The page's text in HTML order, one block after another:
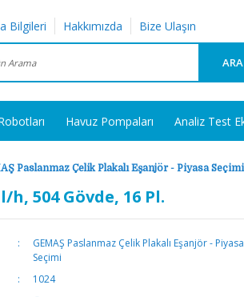
Bilgileri Hakkımızda Bize Ulaşın
ARA
Havuz Pompaları Analiz Test
Paslanmaz Çelik Plakalı Eşanjör - Piyasa Seçimi
h, 504 Gövde, 16 Pl.
GEMAŞ Paslanmaz Çelik Plakalı Eşanjör - Piyasa
Seçimi
1024